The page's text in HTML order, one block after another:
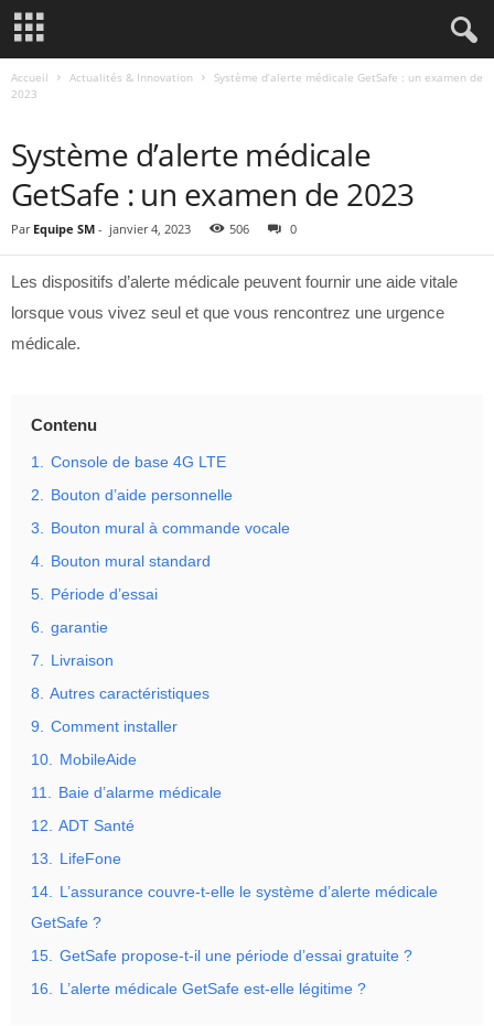
Accueil Actualités & Innovation
Système d’alerte médicale GetSafe : un examen de
2023
Système d’alerte médicale
GetSafe : un examen de 2023
Par Equipe SM - janvier 4, 2023 506 0
Les dispositifs d’alerte médicale peuvent fournir une aide vitale
lorsque vous vivez seul et que vous rencontrez une urgence
médicale.
Contenu
1. Console de base 4G LTE
2. Bouton d’aide personnelle
3. Bouton mural à commande vocale
4. Bouton mural standard
5. Période d’essai
6. garantie
7. Livraison
8. Autres caractéristiques
9. Comment installer
10. MobileAide
11. Baie d’alarme médicale
12. ADT Santé
13. LifeFone
14. L’assurance couvre-t-elle le système d’alerte médicale
GetSafe ?
15. GetSafe propose-t-il une période d’essai gratuite ?
16. L’alerte médicale GetSafe est-elle légitime ?